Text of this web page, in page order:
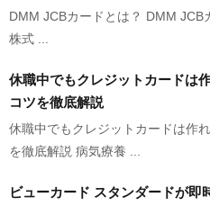
DMM JCBカードとは？ DMM JCB
株式 ...
休職中でもクレジットカードは
コツを徹底解説
休職中でもクレジットカードは作
を徹底解説 病気療養 ...
ビューカード スタンダードが即